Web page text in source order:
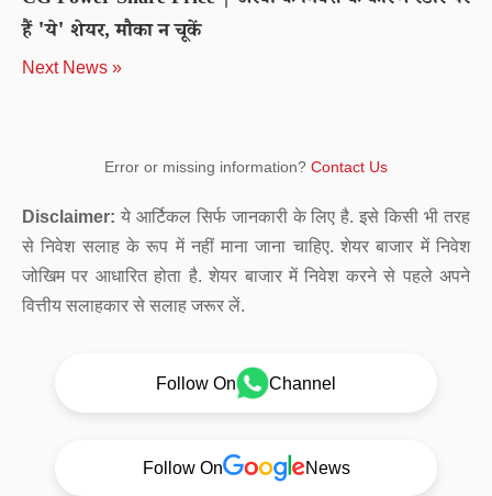
हैं 'ये' शेयर, मौका न चूकें
Next News »
Error or missing information? Contact Us
Disclaimer: ये आर्टिकल सिर्फ जानकारी के लिए है. इसे किसी भी तरह
से निवेश सलाह के रूप में नहीं माना जाना चाहिए. शेयर बाजार में निवेश
जोखिम पर आधारित होता है. शेयर बाजार में निवेश करने से पहले अपने
वित्तीय सलाहकार से सलाह जरूर लें.
Follow On Channel
Follow On News